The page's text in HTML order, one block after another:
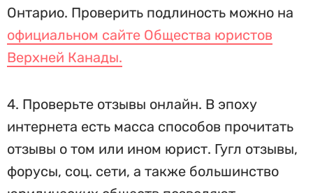
Онтарио. Проверить подлиность можно на
официальном сайте Общества юристов
Верхней Канады.
4. Проверьте отзывы онлайн. В эпоху
интернета есть масса способов прочитать
отзывы о том или ином юрист. Гугл отзывы,
форусы, соц. сети, а также большинство